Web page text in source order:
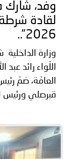
أصداء
الأمانة
إعلانات
من
نحن
اتصل
بنا
وفد، شارك
2026”..
وزارة
اللّواء رائد
العامّة، ضمّ
قبرصلي ورئيس